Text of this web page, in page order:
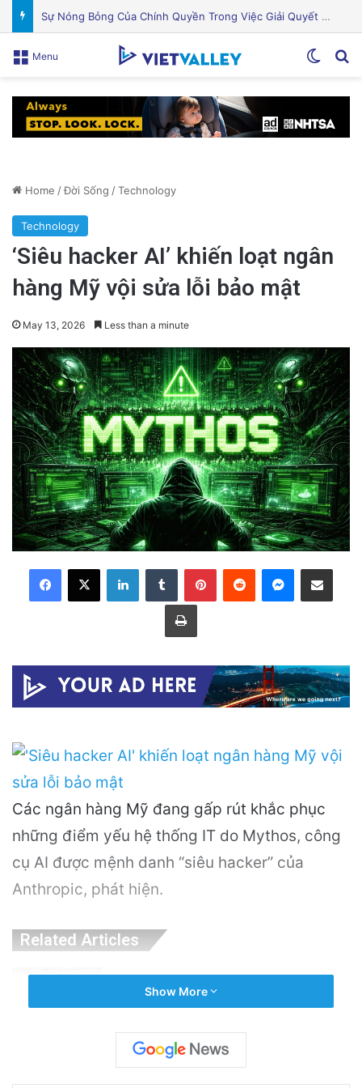
Khám Phá Máy Đào Hầm Nổ Đá Đầu Tiên Trên Thế Giới: Bước Đột Phá Trong Công Nghệ Xây Dựng
Menu
Home /Đời Sống /Technology
Technology
‘Siêu hacker AI’ khiến loạt ngân
hàng Mỹ vội sửa lỗi bảo mật
May 13, 2026 Less than a minute
LinkedInTumblr PinterestReddit Messenger
Share via Email
Print
Các ngân hàng Mỹ đang gấp rút khắc phục
những điểm yếu hệ thống IT do Mythos, công
cụ AI được mệnh danh “siêu hacker” của
Anthropic, phát hiện.
Related Articles
Trên Thế Giới: Bước Đột Phá Trong Công
Nghệ Xây Dựng
13 hours ago
Show More